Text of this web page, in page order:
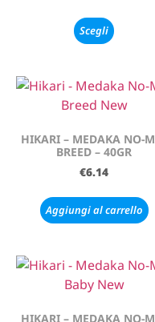
Scegli
HIKARI – MEDAKA NO-
BREED – 40GR
€6.14
Aggiungi al carrello
HIKARI – MEDAKA NO-